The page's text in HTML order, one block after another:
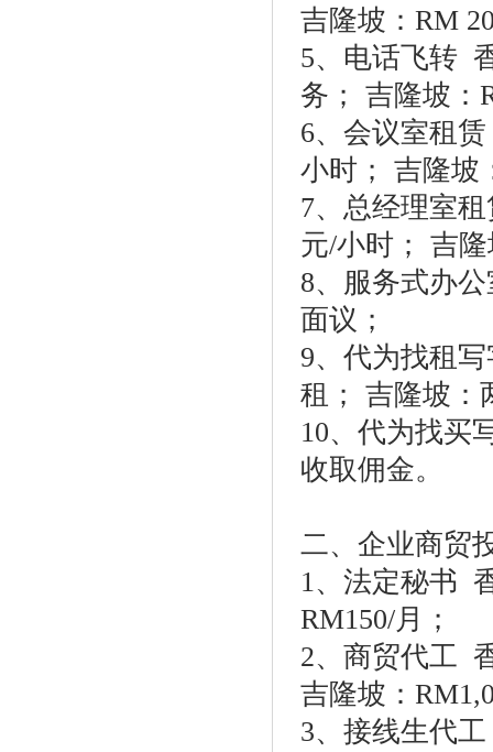
吉隆坡：RM
5、电话飞转
务； 吉隆坡：
6、会议室租
小时； 吉隆坡
7、总经理室
元/小时； 吉
8、服务式办
面议；
9、代为找租
租； 吉隆坡：
10、代为找买
收取佣金。
二、企业
1、法定秘书
RM150/月；
2、商贸代工
吉隆坡：
3、接线生代